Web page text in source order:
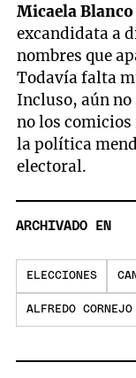
Micaela
excandidata a
nombres que
Todavía falta
Incluso, aún no
no los comicios
la política
electoral.
ARCHIVADO EN
ELECCIONES
ALFREDO CORNEJO